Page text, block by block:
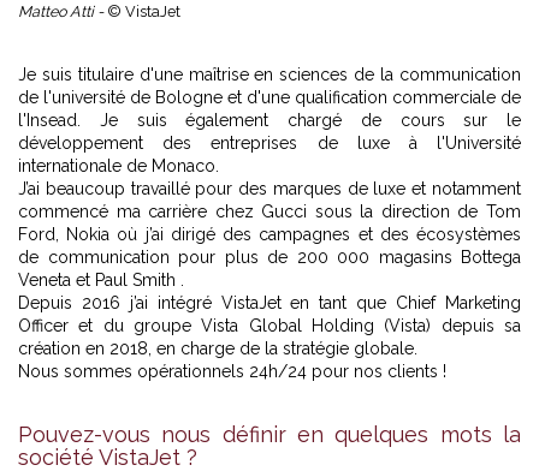
Matteo Atti - © VistaJet
Je suis titulaire d'une maîtrise en sciences de la communication
de l'université de Bologne et d'une qualification commerciale de
l'Insead. Je suis également chargé de cours sur le
développement des entreprises de luxe à l'Université
internationale de Monaco.
J’ai beaucoup travaillé pour des marques de luxe et notamment
commencé ma carrière chez Gucci sous la direction de Tom
Ford, Nokia où j’ai dirigé des campagnes et des écosystèmes
de communication pour plus de 200 000 magasins Bottega
Veneta et Paul Smith .
Depuis 2016 j’ai intégré VistaJet en tant que Chief Marketing
Officer et du groupe Vista Global Holding (Vista) depuis sa
création en 2018, en charge de la stratégie globale.
Nous sommes opérationnels 24h/24 pour nos clients !
Pouvez-vous nous définir en quelques mots la
société VistaJet ?